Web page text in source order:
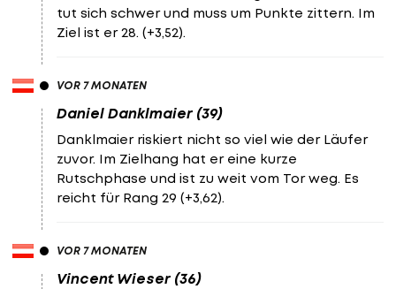
tut sich schwer und muss um Punkte zittern. Im
Ziel ist er 28. (+3,52).
VOR 7 MONATEN
Daniel Danklmaier (39)
Danklmaier riskiert nicht so viel wie der Läufer
zuvor. Im Zielhang hat er eine kurze
Rutschphase und ist zu weit vom Tor weg. Es
reicht für Rang 29 (+3,62).
VOR 7 MONATEN
Vincent Wieser (36)